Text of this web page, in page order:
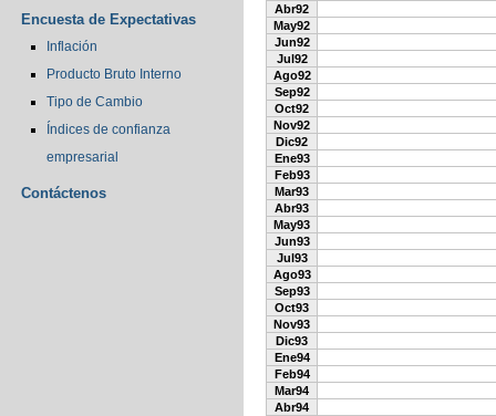
Encuesta de Expectativas
Inflación
Producto Bruto Interno
Tipo de Cambio
Índices de confianza
empresarial
Contáctenos
Abr92
May92
Jun92
Jul92
Ago92
Sep92
Oct92
Nov92
Dic92
Ene93
Feb93
Mar93
Abr93
May93
Jun93
Jul93
Ago93
Sep93
Oct93
Nov93
Dic93
Ene94
Feb94
Mar94
Abr94